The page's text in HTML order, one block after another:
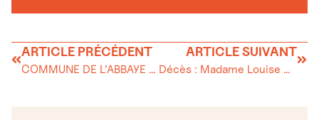
ARTICLE PRÉCÉDENT
COMMUNE DE L’ABBAYE – Economies d’énergie
ARTICLE SUIVANT
Décès : Madame Louise Capt-Magnin